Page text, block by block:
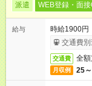
派遣 WEB登録・面
給与
時給1900
交通費別
交通費 全
月収例 25